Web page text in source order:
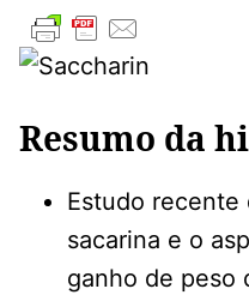
Resumo da
Estudo
sacarina e o
ganho de peso